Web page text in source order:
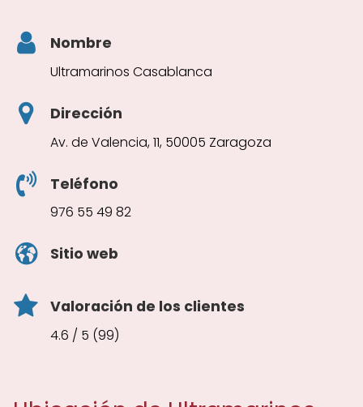
Nombre
Ultramarinos Casablanca
Dirección
Av. de Valencia, 11, 50005 Zaragoza
Teléfono
976 55 49 82
Sitio web
Valoración de los clientes
4.6 / 5 (99)